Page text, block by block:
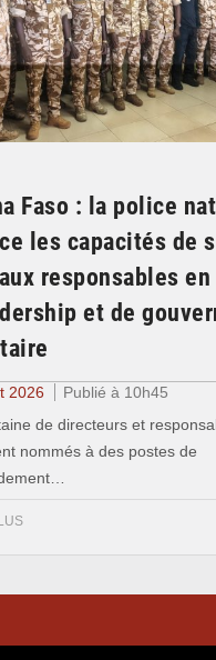
Faso : la police
les capacités de
responsables
et de
2026
Publié à 10h45
de directeurs et
nommés à des postes de